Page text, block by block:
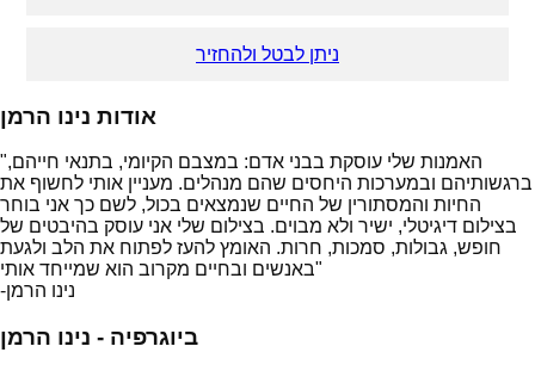
ניתן לבטל ולהחזיר
אודות נינו הרמן
"האמנות שלי עוסקת בבני אדם: במצבם הקיומי, בתנאי חייהם,
ברגשותיהם ובמערכות היחסים שהם מנהלים. מעניין אותי לחשוף את
החיות והמסתורין של החיים שנמצאים בכול, לשם כך אני בוחר
בצילום דיגיטלי, ישיר ולא מבוים. בצילום שלי אני עוסק בהיבטים של
חופש, גבולות, סמכות, חרות. האומץ להעז לפתוח את הלב ולגעת
באנשים ובחיים מקרוב הוא שמייחד אותי"
-נינו הרמן
ביוגרפיה - נינו הרמן